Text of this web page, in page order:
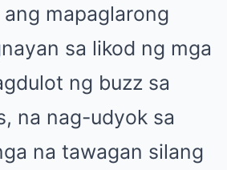
mapaglarong
sa likod ng mga
ng buzz sa
na nag-udyok sa
na tawagan silang